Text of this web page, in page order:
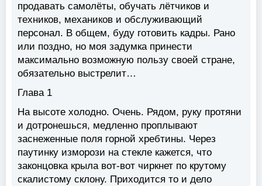
продавать самолёты, обучать лётчиков и
техников, механиков и обслуживающий
персонал. В общем, буду готовить кадры. Рано
или поздно, но моя задумка принести
максимально возможную пользу своей стране,
обязательно выстрелит…
Глава 1
На высоте холодно. Очень. Рядом, руку протяни
и дотронешься, медленно проплывают
заснеженные поля горной хребтины. Через
паутинку изморози на стекле кажется, что
законцовка крыла вот-вот чиркнет по крутому
скалистому склону. Приходится то и дело